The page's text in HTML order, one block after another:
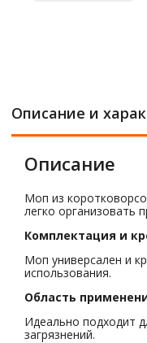
Описание и
Описание
Моп из
легко организовать
Комплектация и
Моп универсален и
использования.
Область
Идеально подходит
загрязнений.